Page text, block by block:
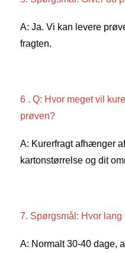
A: Ja. Vi kan levere
fragten.
6 . Q: Hvor meget vil
prøven?
A: Kurerfragt afhænger
kartonstørrelse og dit
7. Spørgsmål: Hvor
A: Normalt 30-40 dage,